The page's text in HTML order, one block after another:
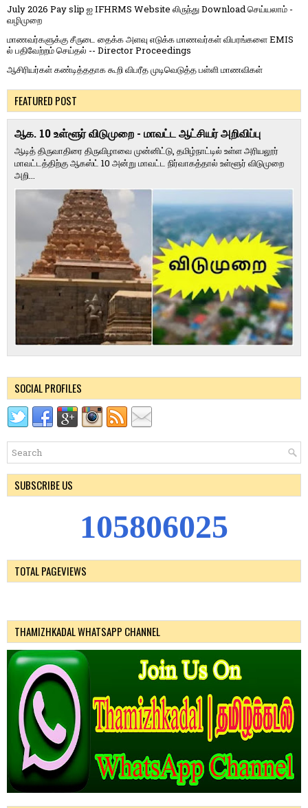
July 2026 Pay slip ஐ IFHRMS Website லிருந்து Download செய்யலாம் -
வழிமுறை
மாணவர்களுக்கு சீருடை தைக்க அளவு எடுக்க மாணவர்கள் விபரங்களை EMIS
ல் பதிவேற்றம் செய்தல் -- Director Proceedings
ஆசிரியர்கள் கண்டித்ததாக கூறி விபரீத முடிவெடுத்த பள்ளி மாணவிகள்
FEATURED POST
ஆக. 10 உள்ளூர் விடுமுறை - மாவட்ட ஆட்சியர் அறிவிப்பு
ஆடித் திருவாதிரை திருவிழாவை முன்னிட்டு, தமிழ்நாட்டில் உள்ள அரியலூர்
மாவட்டத்திற்கு ஆகஸ்ட் 10 அன்று மாவட்ட நிர்வாகத்தால் உள்ளூர் விடுமுறை
அறி...
SOCIAL PROFILES
SUBSCRIBE US
105806025
TOTAL PAGEVIEWS
THAMIZHKADAL WHATSAPP CHANNEL